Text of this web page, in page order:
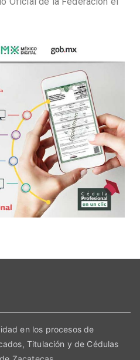
en los procesos de
Titulación y de Cédulas